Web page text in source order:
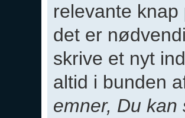
relevante
det er
skrive et nyt
altid i bunden
emner, Du